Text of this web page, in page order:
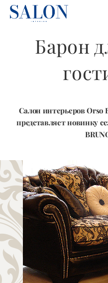
Барон
Салон интерьеров Orso
представляет новинку